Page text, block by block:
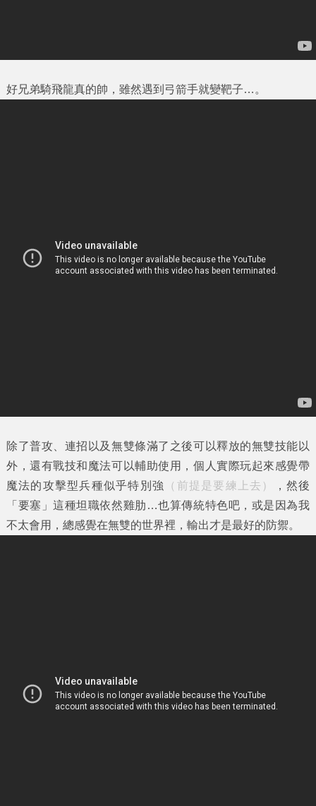
好兄弟騎飛龍真的帥，雖然遇到弓箭手就變靶子…。
除了普攻、連招以及無雙條滿了之後可以釋放的無雙技能以
外，還有戰技和魔法可以輔助使用，個人實際玩起來感覺帶
魔法的攻擊型兵種似乎特別強
（前提是要練上去）
，然後
「要塞」這種坦職依然雞肋…也算傳統特色吧，或是因為我
不太會用，總感覺在無雙的世界裡，輸出才是最好的防禦。